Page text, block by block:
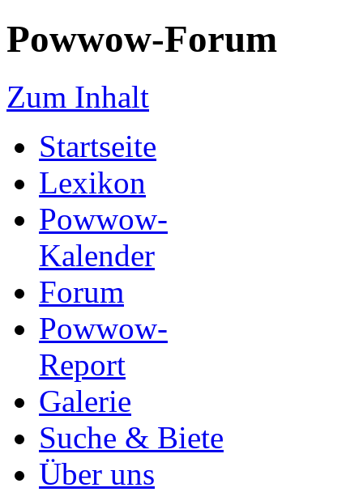
Powwow-Forum
Zum Inhalt
Startseite
Lexikon
Powwow-
Kalender
Forum
Powwow-
Report
Galerie
Suche & Biete
Über uns